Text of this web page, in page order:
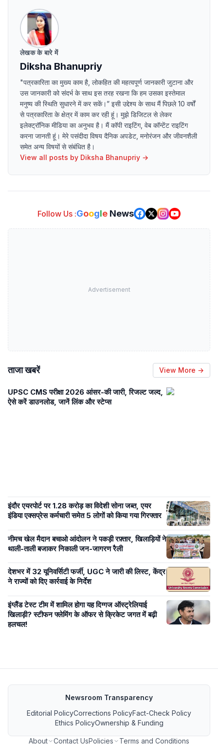
लेखक के बारे में
Diksha Bhanupriy
"पत्रकारिता का मुख्य काम है, लोकहित की महत्वपूर्ण जानकारी जुटाना और
उस जानकारी को संदर्भ के साथ इस तरह रखना कि हम उसका इस्तेमाल
मनुष्य की स्थिति सुधारने में कर सकें।” इसी उद्देश्य के साथ मैं पिछले 10 वर्षों
से पत्रकारिता के क्षेत्र में काम कर रही हूं। मुझे डिजिटल से लेकर
इलेक्ट्रॉनिक मीडिया का अनुभव है। मैं कॉपी राइटिंग, वेब कॉन्टेंट राइटिंग
करना जानती हूं। मेरे पसंदीदा विषय दैनिक अपडेट, मनोरंजन और जीवनशैली
समेत अन्य विषयों से संबंधित है।
View all posts by Diksha Bhanupriy →
Follow Us :Google News
Advertisement
ताजा खबरें View More →
UPSC CMS परीक्षा 2026 आंसर-की जारी, रिजल्ट जल्द,
ऐसे करें डाउनलोड, जानें लिंक और स्टेप्स
इंदौर एयरपोर्ट पर 1.28 करोड़ का विदेशी सोना जब्त, एयर
इंडिया एक्सप्रेस कर्मचारी समेत 5 लोगों को किया गया गिरफ्तार
नीमच खेल मैदान बचाओ आंदोलन ने पकड़ी रफ़्तार, खिलाड़ियों ने
थाली-ताली बजाकर निकाली जन-जागरण रैली
देशभर में 32 यूनिवर्सिटी फर्जी, UGC ने जारी की लिस्ट, केंद्र
ने राज्यों को दिए कार्रवाई के निर्देश
इंग्लैंड टेस्ट टीम में शामिल होगा यह दिग्गज ऑस्ट्रेलियाई
खिलाड़ी? स्टीफन फ्लेमिंग के ऑफर से क्रिकेट जगत में बढ़ी
हलचल!
Newsroom Transparency
Editorial PolicyCorrections PolicyFact-Check Policy
Ethics PolicyOwnership & Funding
About Contact UsPolicies Terms and Conditions